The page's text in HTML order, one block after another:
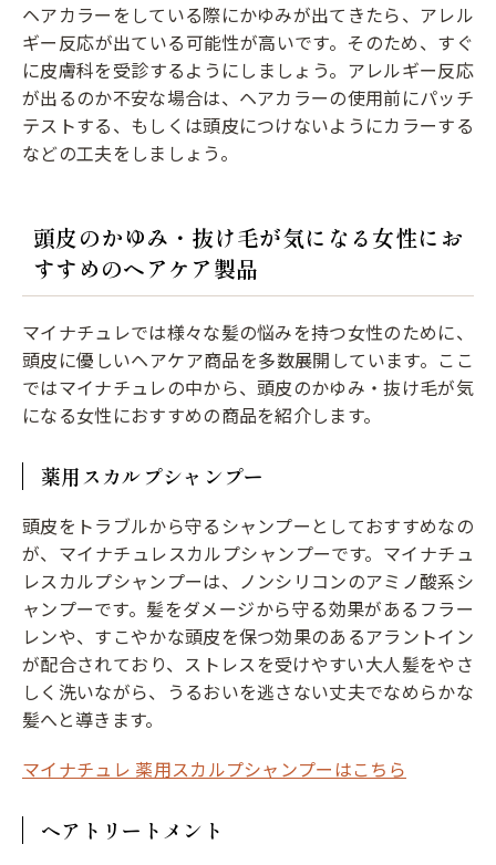
ヘアカラーをしている際にかゆみが出てきたら、アレル
ギー反応が出ている可能性が高いです。そのため、すぐ
に皮膚科を受診するようにしましょう。アレルギー反応
が出るのか不安な場合は、ヘアカラーの使用前にパッチ
テストする、もしくは頭皮につけないようにカラーする
などの工夫をしましょう。
頭皮のかゆみ・抜け毛が気になる女性にお
すすめのヘアケア製品
マイナチュレでは様々な髪の悩みを持つ女性のために、
頭皮に優しいヘアケア商品を多数展開しています。ここ
ではマイナチュレの中から、頭皮のかゆみ・抜け毛が気
になる女性におすすめの商品を紹介します。
薬用スカルプシャンプー
頭皮をトラブルから守るシャンプーとしておすすめなの
が、マイナチュレスカルプシャンプーです。マイナチュ
レスカルプシャンプーは、ノンシリコンのアミノ酸系シ
ャンプーです。髪をダメージから守る効果があるフラー
レンや、すこやかな頭皮を保つ効果のあるアラントイン
が配合されており、ストレスを受けやすい大人髪をやさ
しく洗いながら、うるおいを逃さない丈夫でなめらかな
髪へと導きます。
マイナチュレ 薬用スカルプシャンプーはこちら
ヘアトリートメント